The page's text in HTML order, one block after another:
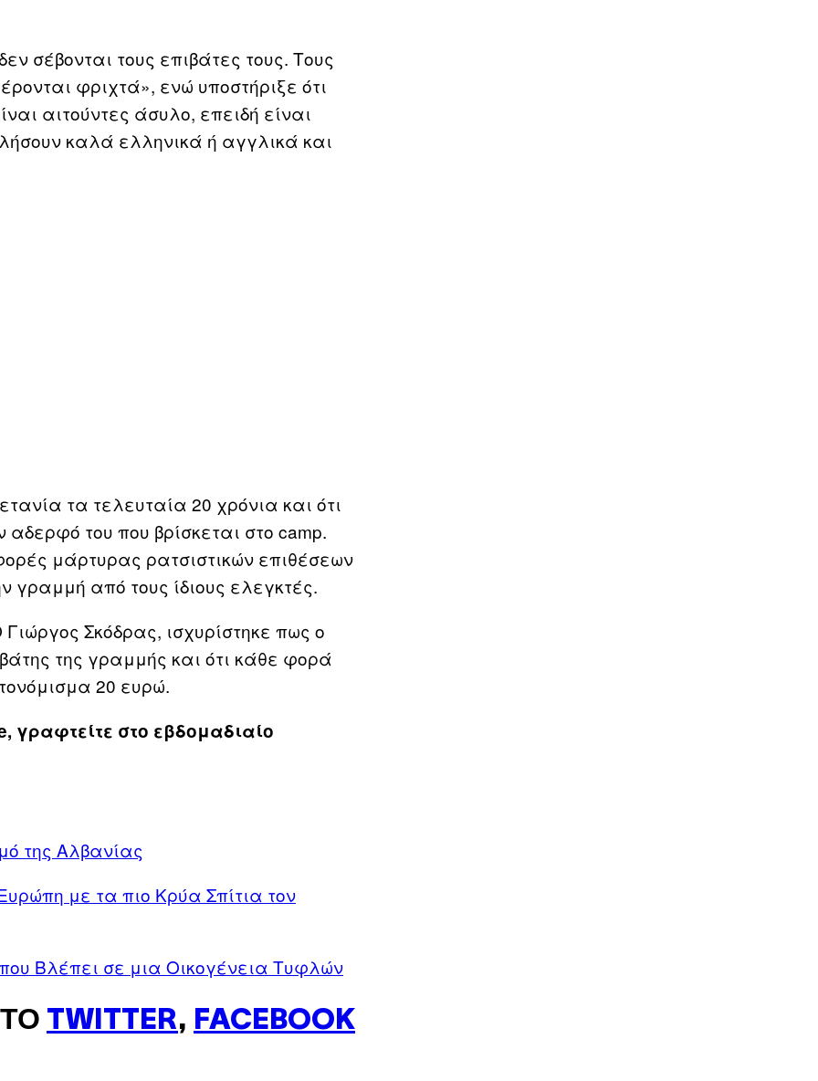
σέβονται τους επιβάτες τους. Τους
φριχτά», ενώ υποστήριξε ότι
αιτούντες άσυλο, επειδή είναι
καλά ελληνικά ή αγγλικά και
τα τελευταία 20 χρόνια και ότι
του που βρίσκεται στο camp.
μάρτυρας ρατσιστικών επιθέσεων
γραμμή από τους ίδιους ελεγκτές.
Σκόδρας, ισχυρίστηκε πως ο
της γραμμής και ότι κάθε φορά
20 ευρώ.
γραφτείτε στο εβδομαδιαίο
της Αλβανίας
με τα πιο Κρύα Σπίτια τον
Βλέπει σε μια Οικογένεια Τυφλών
TWITTER, FACEBOOK